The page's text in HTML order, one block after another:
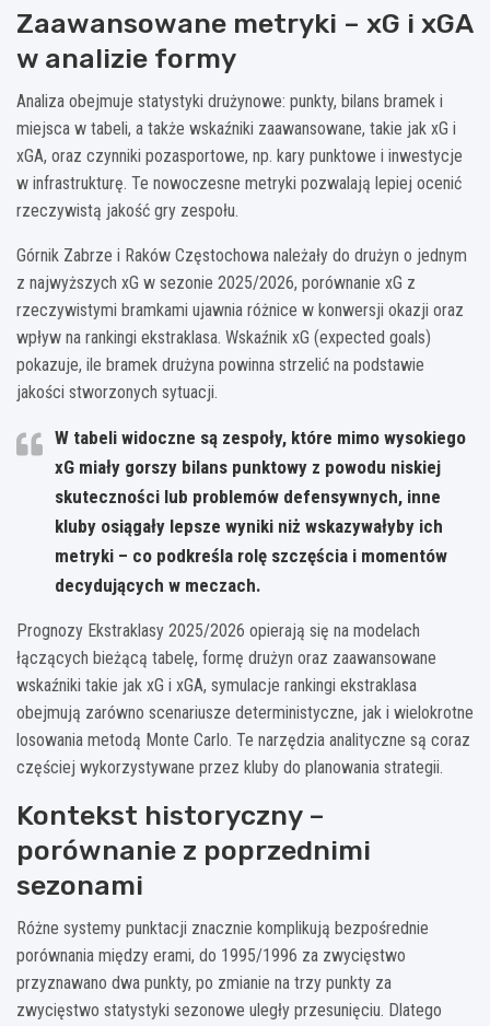
Zaawansowane metryki – xG i xGA
w analizie formy
Analiza obejmuje statystyki drużynowe: punkty, bilans bramek i
miejsca w tabeli, a także wskaźniki zaawansowane, takie jak xG i
xGA, oraz czynniki pozasportowe, np. kary punktowe i inwestycje
w infrastrukturę. Te nowoczesne metryki pozwalają lepiej ocenić
rzeczywistą jakość gry zespołu.
Górnik Zabrze i Raków Częstochowa należały do drużyn o jednym
z najwyższych xG w sezonie 2025/2026, porównanie xG z
rzeczywistymi bramkami ujawnia różnice w konwersji okazji oraz
wpływ na rankingi ekstraklasa. Wskaźnik xG (expected goals)
pokazuje, ile bramek drużyna powinna strzelić na podstawie
jakości stworzonych sytuacji.
W tabeli widoczne są zespoły, które mimo wysokiego
xG miały gorszy bilans punktowy z powodu niskiej
skuteczności lub problemów defensywnych, inne
kluby osiągały lepsze wyniki niż wskazywałyby ich
metryki – co podkreśla rolę szczęścia i momentów
decydujących w meczach.
Prognozy Ekstraklasy 2025/2026 opierają się na modelach
łączących bieżącą tabelę, formę drużyn oraz zaawansowane
wskaźniki takie jak xG i xGA, symulacje rankingi ekstraklasa
obejmują zarówno scenariusze deterministyczne, jak i wielokrotne
losowania metodą Monte Carlo. Te narzędzia analityczne są coraz
częściej wykorzystywane przez kluby do planowania strategii.
Kontekst historyczny –
porównanie z poprzednimi
sezonami
Różne systemy punktacji znacznie komplikują bezpośrednie
porównania między erami, do 1995/1996 za zwycięstwo
przyznawano dwa punkty, po zmianie na trzy punkty za
zwycięstwo statystyki sezonowe uległy przesunięciu. Dlatego